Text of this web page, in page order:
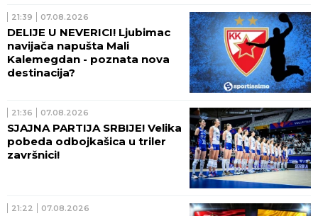
21:39 07.08.2026
DELIJE U NEVERICI! Ljubimac
navijača napušta Mali
Kalemegdan - poznata nova
destinacija?
21:36 07.08.2026
SJAJNA PARTIJA SRBIJE! Velika
pobeda odbojkašica u triler
završnici!
21:22 07.08.2026